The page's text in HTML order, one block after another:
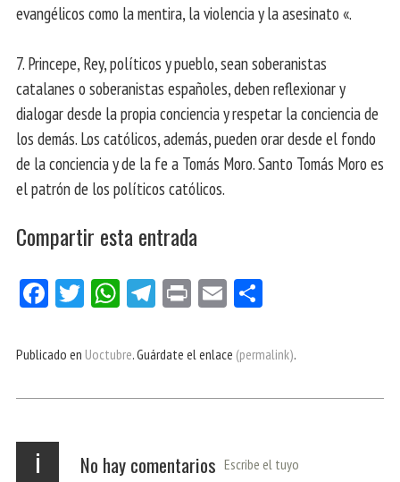
evangélicos como la mentira, la violencia y la asesinato «.
7. Princepe, Rey, políticos y pueblo, sean soberanistas
catalanes o soberanistas españoles, deben reflexionar y
dialogar desde la propia conciencia y respetar la conciencia de
los demás. Los católicos, además, pueden orar desde el fondo
de la conciencia y de la fe a Tomás Moro. Santo Tomás Moro es
el patrón de los políticos católicos.
Compartir esta entrada
Fa
bo
Tw
er
W
ts
p
Te
gr
m
Pri E
ail pa
r
Publicado en Uoctubre. Guárdate el enlace (permalink).
i No hay comentarios Escribe el tuyo